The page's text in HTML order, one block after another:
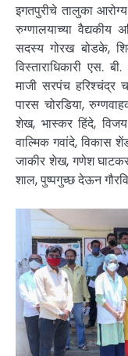
इगतपुरीचे तालुका
रुग्णालयाच्या वैद्यकीय
सदस्य गोरख बोडके,
विस्ताराधिकारी एस.
माजी सरपंच हरिश्चंद्र
पारस चोरडिया,
शेख, भास्कर हिंदे,
वाल्मिक गवांदे, विकास
जाकीर शेख, गणेश घाटकर,
शाल, पुष्पगुच्छ देऊन